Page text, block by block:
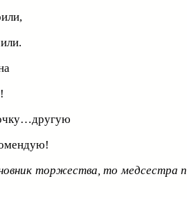
торжества, то медсестра